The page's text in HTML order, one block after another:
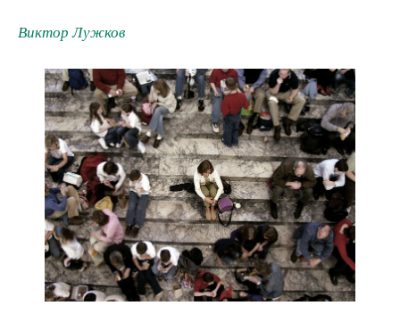
Виктор Лужков